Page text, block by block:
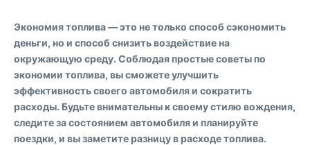
Экономия топлива — это не только способ сэкономить
деньги, но и способ снизить воздействие на
окружающую среду. Соблюдая простые советы по
экономии топлива, вы сможете улучшить
эффективность своего автомобиля и сократить
расходы. Будьте внимательны к своему стилю вождения,
следите за состоянием автомобиля и планируйте
поездки, и вы заметите разницу в расходе топлива.